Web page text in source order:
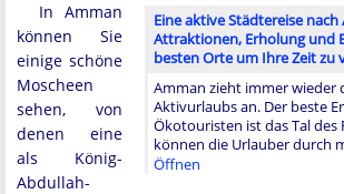
Eine aktive Städtereise nach
Attraktionen, Erholung und
besten Orte um Ihre Zeit zu
Amman zieht immer wieder
Aktivurlaubs an. Der beste
Ökotouristen ist das Tal des
können die Urlauber durch
Öffnen
In Amman
können Sie
einige schöne
Moscheen
sehen, von
denen eine
als König-
Abdullah-